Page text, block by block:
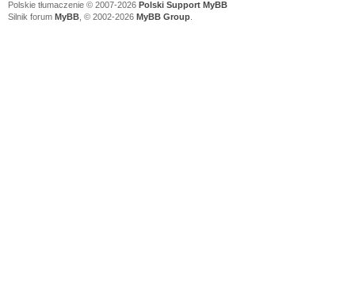
Polskie tłumaczenie © 2007-2026 Polski Support MyBB
Silnik forum MyBB , © 2002-2026 MyBB Group